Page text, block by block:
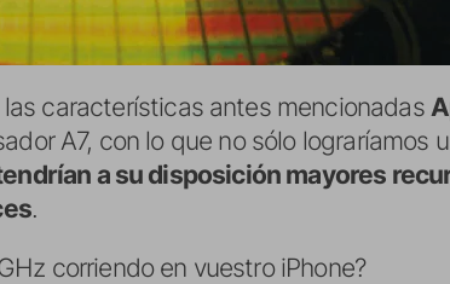
características antes mencionadas
A7, con lo que no sólo lograríamos
a su disposición mayores
.
corriendo en vuestro iPhone?